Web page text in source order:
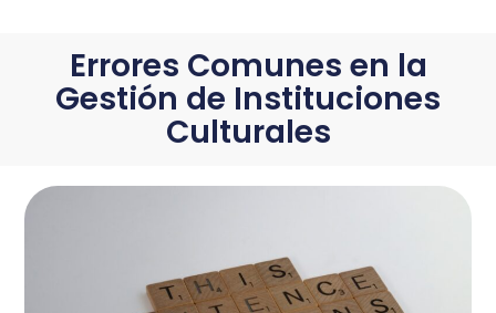
Errores Comunes en la
Gestión de Instituciones
Culturales